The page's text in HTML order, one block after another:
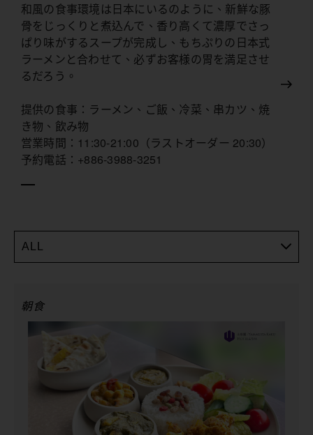
和風の食事環境は日本にいるのように、新鮮な豚
骨をじっくりと煮込んで、香り高くて濃厚でさっ
ぱり味がするスープが完成し、もちぷりの日本式
ラーメンと合わせて、必ずお客様の胃を満足させ
るだろう。
提供の食事：ラーメン、ご飯、冷菜、串カツ、焼
き物、飲み物
営業時間：11:30-21:00（ラストオーダー 20:30）
予約電話：+886-3988-3251
ALL
朝食